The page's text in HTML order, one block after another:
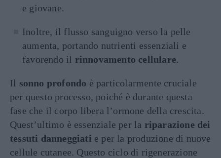
e giovane.
Inoltre, il flusso sanguigno verso la pelle
aumenta, portando nutrienti essenziali e
favorendo il rinnovamento cellulare.
Il sonno profondo è particolarmente cruciale
per questo processo, poiché è durante questa
fase che il corpo libera l’ormone della crescita.
Quest’ultimo è essenziale per la riparazione dei
tessuti danneggiati e per la produzione di nuove
cellule cutanee. Questo ciclo di rigenerazione